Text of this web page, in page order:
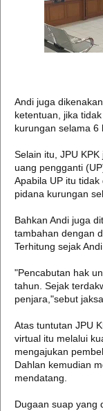
Andi juga
ketentuan, jika
kurungan selama 6
Selain itu, JPU
uang pengganti
Apabila UP itu
pidana kurungan
Bahkan Andi juga
tambahan dengan
Terhitung sejak
"Pencabutan hak
tahun. Sejak
penjara,"sebut jaksa
Atas tuntutan JPU
virtual itu melalui
mengajukan
Dahlan kemudian
mendatang.
Dugaan suap yang